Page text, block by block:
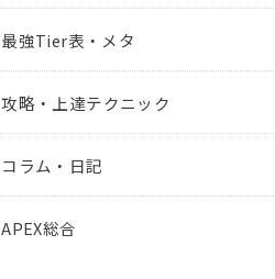
最強Tier表・メタ
攻略・上達テクニック
コラム・日記
APEX総合